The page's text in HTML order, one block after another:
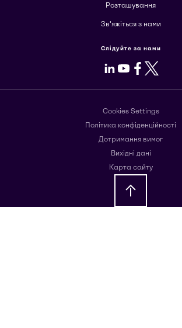
Розташування
Зв'яжіться з нами
Слідуйте за нами
LinkedIn
Youtube
Facebook
X
Cookies Settings
Політика конфіденційності
Дотримання вимог
Вихідні дані
Карта сайту